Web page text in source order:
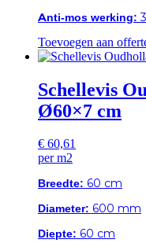
Anti-mos werking:
Toevoegen aan
Schellevis
Ø60×7 cm
€ 60,61
per m2
Breedte: 60 cm
Diameter: 600 mm
Diepte: 60 cm